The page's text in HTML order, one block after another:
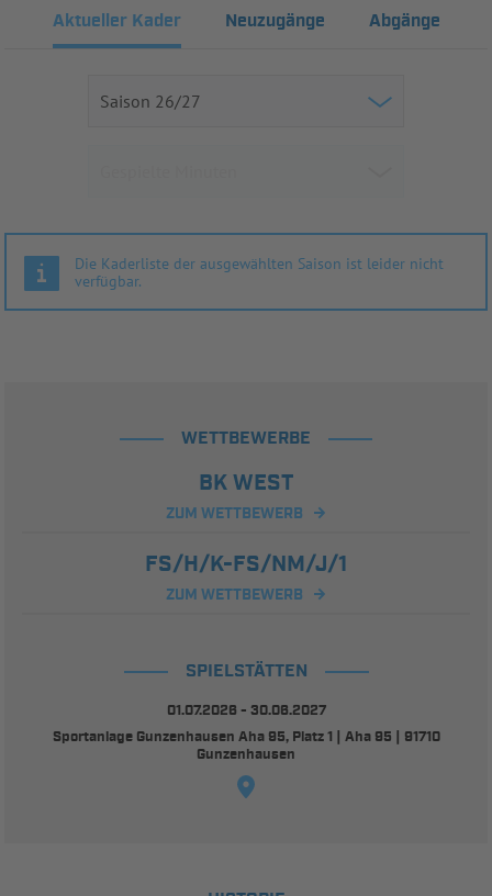
Aktueller Kader Neuzugänge Abgänge
Die Kaderliste der ausgewählten Saison ist leider nicht
verfügbar.
WETTBEWERBE
BK WEST
ZUM WETTBEWERB
FS/H/K-FS/NM/J/1
ZUM WETTBEWERB
SPIELSTÄTTEN
01.07.2026 - 30.06.2027
Sportanlage Gunzenhausen Aha 95, Platz 1 | Aha 95 | 91710
Gunzenhausen